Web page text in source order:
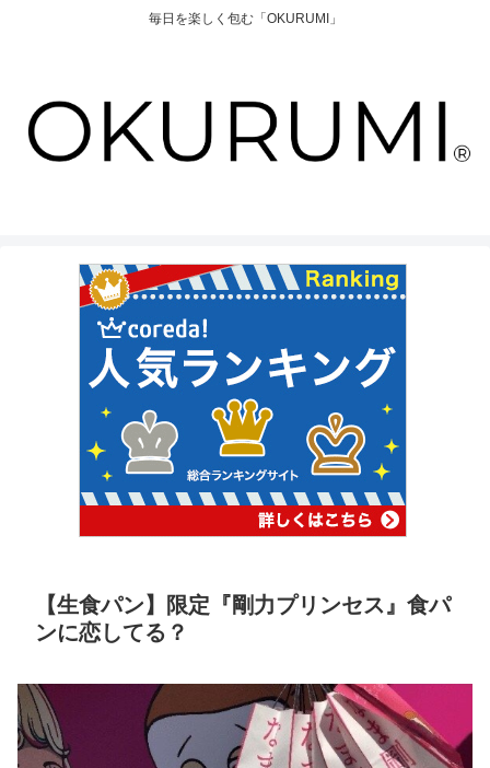
毎日を楽しく包む「OKURUMI」
【生食パン】限定『剛力プリンセス』食パ
ンに恋してる？